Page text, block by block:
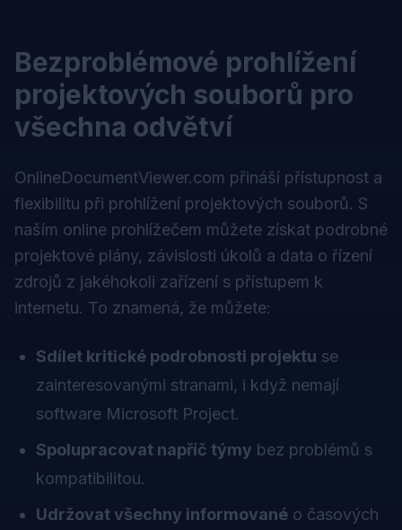
Bezproblémové prohlížení
projektových souborů pro
všechna odvětví
OnlineDocumentViewer.com přináší přístupnost a
flexibilitu při prohlížení projektových souborů. S
naším online prohlížečem můžete získat podrobné
projektové plány, závislosti úkolů a data o řízení
zdrojů z jakéhokoli zařízení s přístupem k
internetu. To znamená, že můžete:
Sdílet kritické podrobnosti projektu se
zainteresovanými stranami, i když nemají
software Microsoft Project.
Spolupracovat napříč týmy bez problémů s
kompatibilitou.
Udržovat všechny informované o časových